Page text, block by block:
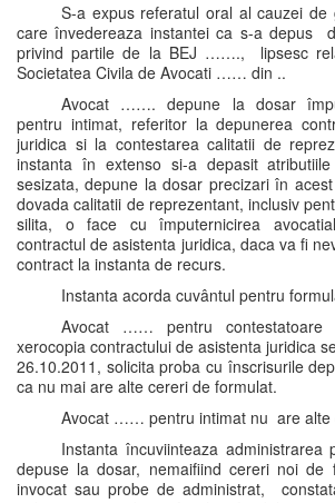
S-a expus referatul oral al cauzei de
care învedereaza instantei ca s-a depus
privind partile de la BEJ ……., lipsesc
Societatea Civila de Avocati …… din ..
Avocat ……. depune la dosar
pentru intimat, referitor la depunerea
juridica si la contestarea calitatii de
instanta în extenso si-a depasit
sesizata, depune la dosar precizari în
dovada calitatii de reprezentant, inclusiv
silita, o face cu împuternicirea
contractul de asistenta juridica, daca va fi
contract la instanta de recurs.
Instanta acorda cuvântul pentru
Avocat …… pentru
xerocopia contractului de asistenta juridica
26.10.2011, solicita proba cu înscrisurile
ca nu mai are alte cereri de formulat.
Avocat …… pentru intimat nu are alte
Instanta încuviinteaza administrarea
depuse la dosar, nemaifiind cereri noi de
invocat sau probe de administrat,